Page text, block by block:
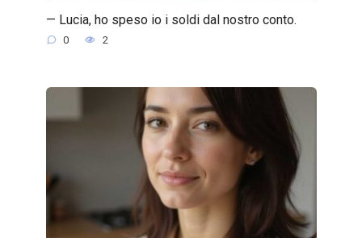
— Lucia, ho speso io i soldi dal nostro conto.
0 2